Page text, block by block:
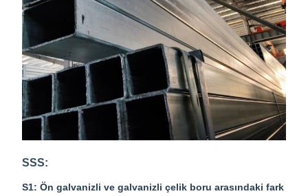
SSS:
S1: Ön galvanizli ve galvanizli çelik boru arasındaki fark